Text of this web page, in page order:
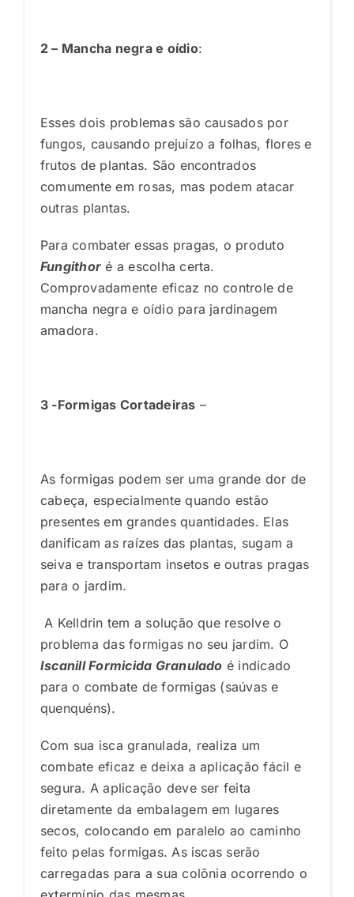
2 – Mancha negra e oídio:
Esses dois problemas são causados por
fungos, causando prejuízo a folhas, flores e
frutos de plantas. São encontrados
comumente em rosas, mas podem atacar
outras plantas.
Para combater essas pragas, o produto
Fungithor é a escolha certa.
Comprovadamente eficaz no controle de
mancha negra e oídio para jardinagem
amadora.
3 -Formigas Cortadeiras –
As formigas podem ser uma grande dor de
cabeça, especialmente quando estão
presentes em grandes quantidades. Elas
danificam as raízes das plantas, sugam a
seiva e transportam insetos e outras pragas
para o jardim.
A Kelldrin tem a solução que resolve o
problema das formigas no seu jardim. O
Iscanill Formicida Granulado é indicado
para o combate de formigas (saúvas e
quenquéns).
Com sua isca granulada, realiza um
combate eficaz e deixa a aplicação fácil e
segura. A aplicação deve ser feita
diretamente da embalagem em lugares
secos, colocando em paralelo ao caminho
feito pelas formigas. As iscas serão
carregadas para a sua colônia ocorrendo o